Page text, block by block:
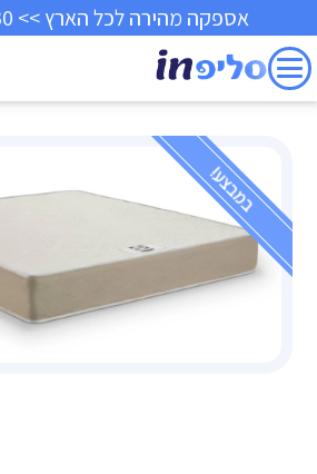
אספקה מהירה לכל הארץ >> 30 ימי ניסיון >>
במבצע!